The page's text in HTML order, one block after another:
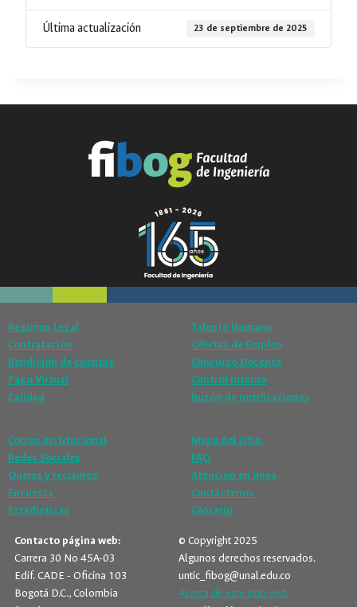
Última actualización 23 de septiembre de 2025
Régimen Legal
Contratación
Rendición de cuentas
Pago Virtual
Calidad
Talento Humano
Ofertas de Empleo
Concurso Docente
Control Interno
Buzón de notificaciones
Correo institucional
Redes Sociales
Quejas y reclamos
Encuesta
Estadísticas
Mapa del sitio
FAQ
Atención en línea
Contáctenos
Glosario
Contacto página web:
Carrera 30 No 45A-03
Edif. CADE - Oficina 103
Bogotá D.C., Colombia
© Copyright 2025
Algunos derechos reservados.
untic_fibog@unal.edu.co
Acerca de este sitio web